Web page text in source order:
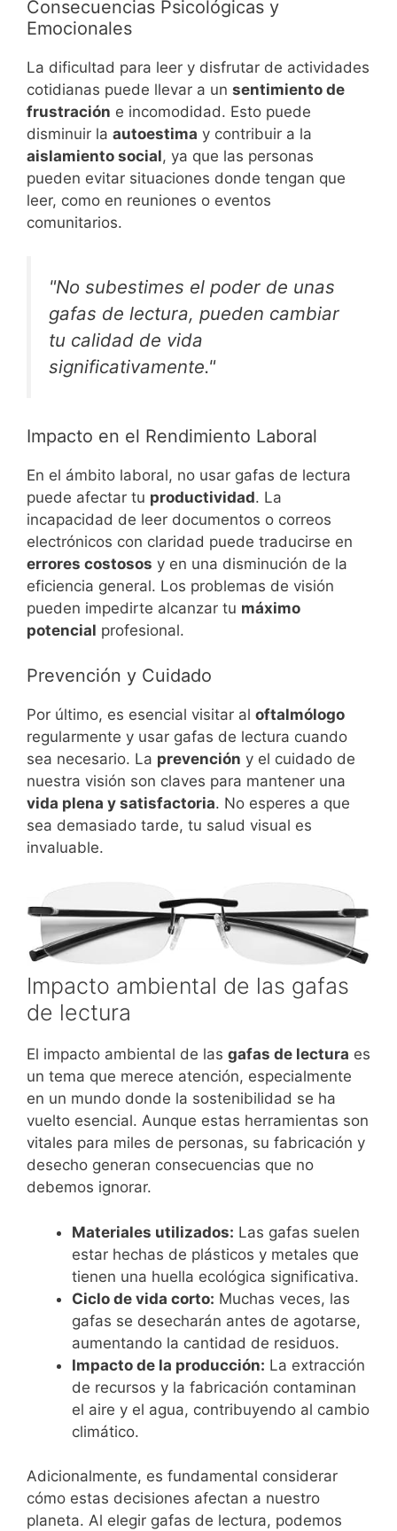
Consecuencias Psicológicas y
Emocionales
La dificultad para leer y disfrutar de actividades
cotidianas puede llevar a un sentimiento de
frustración e incomodidad. Esto puede
disminuir la autoestima y contribuir a la
aislamiento social, ya que las personas
pueden evitar situaciones donde tengan que
leer, como en reuniones o eventos
comunitarios.
"No subestimes el poder de unas
gafas de lectura, pueden cambiar
tu calidad de vida
significativamente."
Impacto en el Rendimiento Laboral
En el ámbito laboral, no usar gafas de lectura
puede afectar tu productividad. La
incapacidad de leer documentos o correos
electrónicos con claridad puede traducirse en
errores costosos y en una disminución de la
eficiencia general. Los problemas de visión
pueden impedirte alcanzar tu máximo
potencial profesional.
Prevención y Cuidado
Por último, es esencial visitar al oftalmólogo
regularmente y usar gafas de lectura cuando
sea necesario. La prevención y el cuidado de
nuestra visión son claves para mantener una
vida plena y satisfactoria. No esperes a que
sea demasiado tarde, tu salud visual es
invaluable.
Impacto ambiental de las gafas
de lectura
El impacto ambiental de las gafas de lectura es
un tema que merece atención, especialmente
en un mundo donde la sostenibilidad se ha
vuelto esencial. Aunque estas herramientas son
vitales para miles de personas, su fabricación y
desecho generan consecuencias que no
debemos ignorar.
Materiales utilizados: Las gafas suelen
estar hechas de plásticos y metales que
tienen una huella ecológica significativa.
Ciclo de vida corto: Muchas veces, las
gafas se desecharán antes de agotarse,
aumentando la cantidad de residuos.
Impacto de la producción: La extracción
de recursos y la fabricación contaminan
el aire y el agua, contribuyendo al cambio
climático.
Adicionalmente, es fundamental considerar
cómo estas decisiones afectan a nuestro
planeta. Al elegir gafas de lectura, podemos